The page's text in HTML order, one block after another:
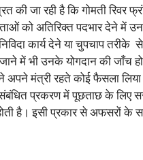
की जा रही है कि गोमती रिवर
को अतिरिक्त पदभार देने में
कार्य देने या चुपचाप तरीके
जाने में भी उनके योगदान की जाँच
ने अपने मंत्री रहते कोई फैसला
प्रकरण में पूछताछ के लिए
है। इसी प्रकार से अफसरों के